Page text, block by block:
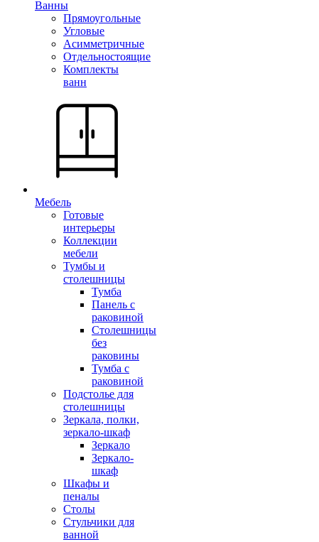
Ванны
Прямоугольные
Угловые
Асимметричные
Отдельностоящие
Комплекты
ванн
Мебель
Готовые
интерьеры
Коллекции
мебели
Тумбы и
столешницы
Тумба
Панель с
раковиной
Столешницы
без
раковины
Тумба с
раковиной
Подстолье для
столешницы
Зеркала, полки,
зеркало-шкаф
Зеркало
Зеркало-
шкаф
Шкафы и
пеналы
Столы
Стульчики для
ванной